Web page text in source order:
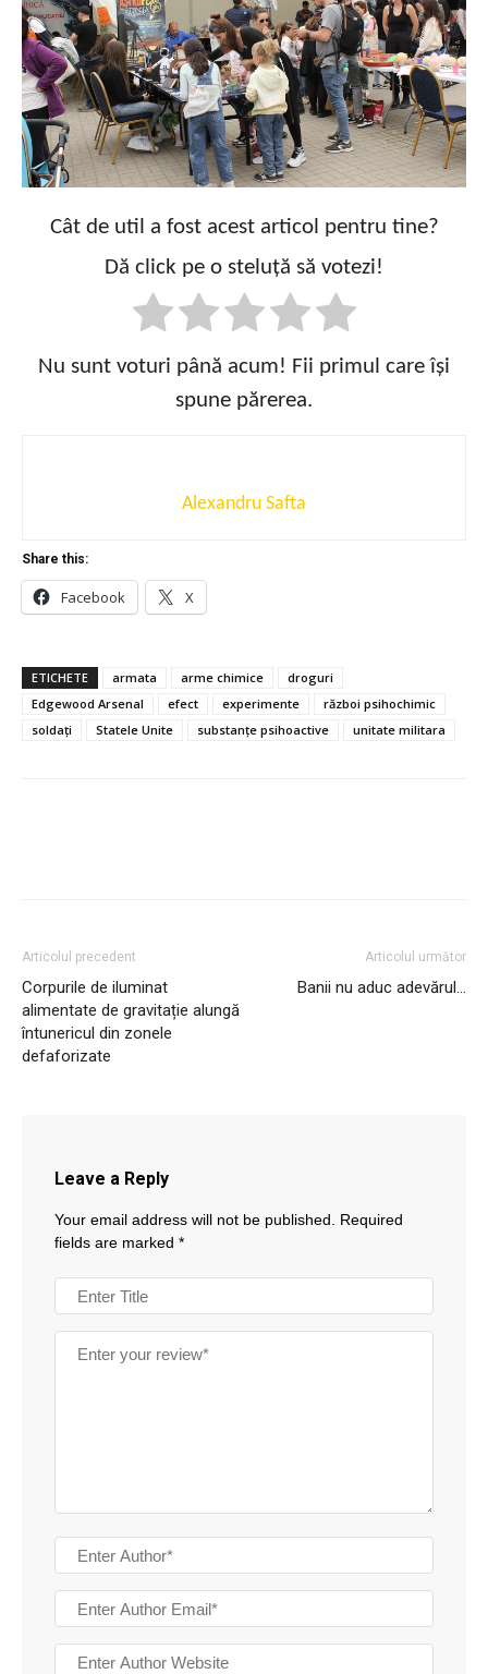
Cât de util a fost acest articol pentru tine?
Dă click pe o steluță să votezi!
Nu sunt voturi până acum! Fii primul care își
spune părerea.
Alexandru Safta
Share this:
Facebook X
ETICHETE armata arme chimice
droguri
Edgewood Arsenal
efect experimente
război psihochimic
soldați
Statele Unite substanțe psihoactive unitate militara
Articolul precedent
Corpurile de iluminat
alimentate de gravitație alungă
întunericul din zonele
defaforizate
Articolul următor
Banii nu aduc adevărul…
Leave a Reply
Your email address will not be published. Required
fields are marked *